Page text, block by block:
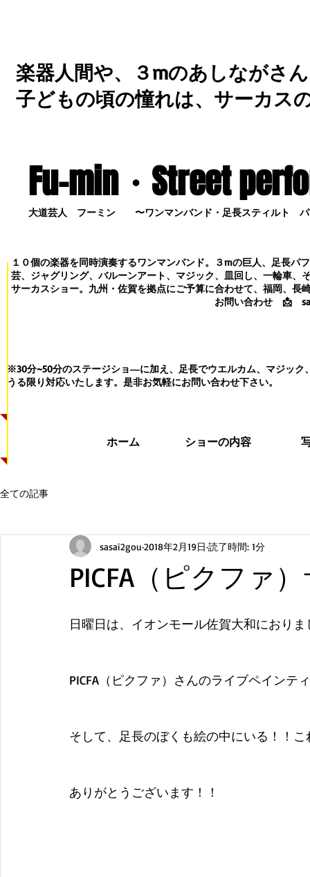
楽器人間や、３mのあしながさ
子どもの頃の憧れは、サーカス
Fu-min・Street
大道芸人 フーミン 〜ワンマンバンド・足長スティルト パ
１０個の楽器を同時演奏するワンマンバンド。３mの巨人、足長パ
芸、ジャグリング、バルーンアート、マジック、皿回し、一輪車、
サーカスショー。九州・佐賀を拠点にご予算に合わせて、福岡、長
お問い合わせ 📩
※30分~50分のステージショ―に加え、足長でウエルカム、マジック
うる限り対応いたします。 是非お気軽にお問い合わせ下さい。
ホーム ショーの内容
全ての記事
PICFA（ピクファ
sasai2gou 2018年2月19日 読了時間: 1分
日曜日は、イオンモール佐賀大和におりま
PICFA（ピクファ）さんのライブペインテ
そして、足長のぼくも絵の中にいる！！
ありがとうございます！！